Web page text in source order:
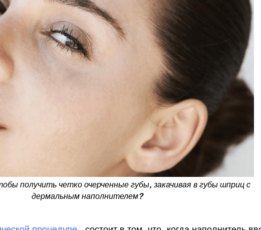
получить четко очерченные губы, закачивая в губы шприц с
дермальным наполнителем?